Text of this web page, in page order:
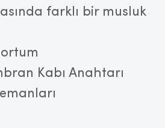
farklı bir musluk
Kabı Anahtarı